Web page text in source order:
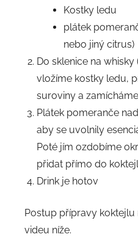
Kostky ledu
plátek
nebo jiný citrus)
Do sklenice na
vložíme kostky ledu,
suroviny a
Plátek pomeranče
aby se uvolnily
Poté jím ozdobíme
přidat přímo do
Drink je hotov
Postup přípravy
videu níže.